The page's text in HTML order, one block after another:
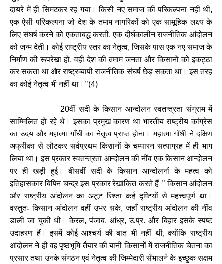
दायरे में ही सिमटकर रह गया। किसी नए समाज की परिकल्पना नहीं थी,
एक ऐसी परिकल्पना जो देश के तमाम नागरिकों को एक सामूहिक लक्ष्य के
लिए संघर्ष करने को एकताबद्ध करती,एक दीर्घकालीन राजनीतिक आंदोलन
को जन्म देती। कोई राष्ट्रीय स्तर का नेतृत्व,जिसके पास एक नए समाज के
निर्माण की रूपरेखा हो,वही देश की तमाम जनता और किसानों को इकट्ठा
कर सकता था और राष्ट्रव्यापी राजनीतिक संघर्ष छेड़ सकता था। इस तरह
का कोई नेतृत्व भी नहीं था। ’’(4)
20वीं सदी के किसान आन्दोलन स्वतन्त्रता संग्राम में
साम्मिलित हो रहे थे। इसका प्रमुख कारण था भारतीय राष्ट्रीय कांग्रेस
का उदय और महात्मा गाँधी का नेतृत्व प्राप्त होना। महात्मा गाँधी ने दक्षिण
अफ्रीका से लौटकर सर्वप्रथम किसानों के चम्पारन सत्याग्रह में ही भाग
लिया था। इस प्रकार स्वतन्त्रता आन्दोलन की नींव एक किसान आन्दोलन
पर ही खड़ी हुई। बीसवीं सदी के किसान आन्दोलनों के महत्व को
इतिहासकार बिपिन चन्द्र इस प्रकार रेखांकित करते हैं-’’किसान आंदोलन
और राष्ट्रीय आंदोलन का अटूट रिश्ता कई दृष्टियों से महत्त्वपूर्ण था।
वस्तुतः किसान आंदोलन वहीं उभर सके,जहाँ राष्ट्रीय आंदोलन की नींव
डाली जा चुकी थी। केरल,पंजाब, आंध्र,उ.प्र. और बिहार इसके स्पष्ट
उदाहरण हैं। इसमें कोई आश्चर्य की बात भी नहीं थी,क्योंकि राष्ट्रीय
आंदोलन ने ही वह पृष्ठभूमि तैयार की यानी किसानों में राजनीतिक चेतना का
प्रसार तथा उनके संगठन एवं नेतृत्व की जिम्मेदारी सँभालने के इच्छुक सक्षम